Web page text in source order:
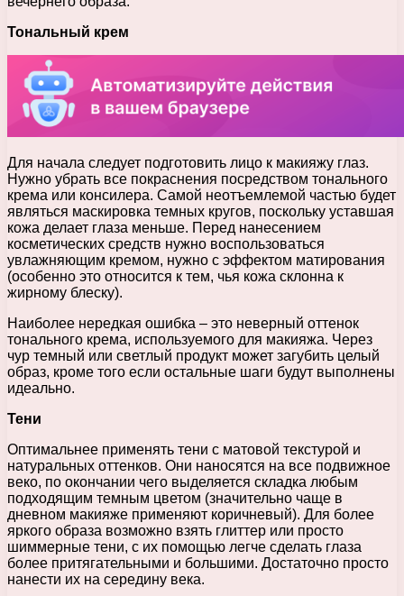
Тональный крем
Для начала следует подготовить лицо к макияжу глаз.
Нужно убрать все покраснения посредством тонального
крема или консилера. Самой неотъемлемой частью будет
являться маскировка темных кругов, поскольку уставшая
кожа делает глаза меньше. Перед нанесением
косметических средств нужно воспользоваться
увлажняющим кремом, нужно с эффектом матирования
(особенно это относится к тем, чья кожа склонна к
жирному блеску).
Наиболее нередкая ошибка – это неверный оттенок
тонального крема, используемого для макияжа. Через
чур темный или светлый продукт может загубить целый
образ, кроме того если остальные шаги будут выполнены
идеально.
Тени
Оптимальнее применять тени с матовой текстурой и
натуральных оттенков. Они наносятся на все подвижное
веко, по окончании чего выделяется складка любым
подходящим темным цветом (значительно чаще в
дневном макияже применяют коричневый). Для более
яркого образа возможно взять глиттер или просто
шиммерные тени, с их помощью легче сделать глаза
более притягательными и большими. Достаточно просто
нанести их на середину века.